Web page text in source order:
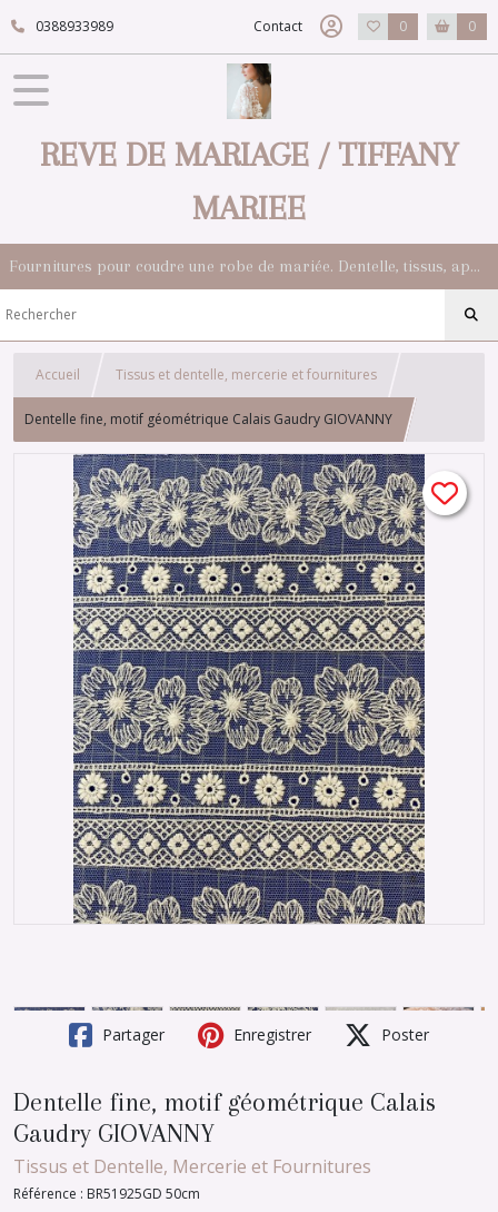
0388933989 Contact 0 0
REVE DE MARIAGE / TIFFANY
MARIEE
Fournitures pour coudre une robe de mariée. Dentelle, tissus, appliqués, galons, boutons. Robes et accessoires pour la mariée.
Accueil Tissus et dentelle, mercerie et fournitures
Dentelle fine, motif géométrique Calais Gaudry GIOVANNY
Partager Enregistrer Poster
Dentelle fine, motif géométrique Calais
Gaudry GIOVANNY
Tissus et Dentelle, Mercerie et Fournitures
Référence : BR51925GD 50cm